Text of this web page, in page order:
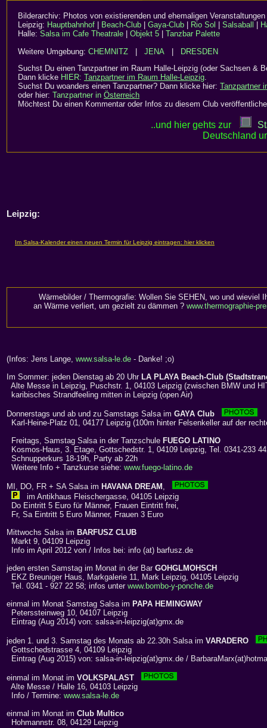
Bilderarchiv: Photos von existierenden und ehemaligen
Leipzig: Hauptbahnhof Beach-Club Gaya-Club Rio Sol Salsaball
Halle: Salsa im Cafe Theatrale Objekt 5
Tanzbar Palette
Weitere Umgebung: CHEMNITZ JENA
DRESDEN
Suchst Du einen Tanzpartner im Raum Halle-Leipzig (oder Sachsen &
Dann klicke HIER: Tanzpartner im Raum Halle-Leipzig.
Suchst Du woanders einen Tanzpartner? Dann klicke hier: Tanzpartner
oder hier: Tanzpartner in Österreich
Möchtest Du einen Kommentar oder Infos zu diesem Club
..und hier gehts zur
Deutschland
Leipzig:
Wärmebilder / Thermografie: Wollen Sie SEHEN, wo und wieviel
an Wärme verliert, um gezielt zu dämmen ? www.thermographie-
(Infos: Jens Lange, www.salsa-le.de - Danke! ;o)
Im Sommer: jeden Dienstag ab 20 Uhr LA PLAYA Beach-Club
Alte Messe in Leipzig, Puschstr. 1, 04103 Leipzig (zwischen BMW und
karibisches Strandfeeling mitten in Leipzig (open Air)
Donnerstags und ab und zu Samstags Salsa im GAYA Club
Karl-Heine-Platz 01, 04177 Leipzig (100m hinter Felsenkeller auf der
Freitags, Samstag Salsa in der Tanzschule FUEGO LATINO
Kosmos-Haus, 3. Etage, Gottschedstr. 1, 04109 Leipzig, Tel. 0341-233
Schnupperkurs 18-19h, Party ab 22h
Weitere Info + Tanzkurse siehe: www.fuego-latino.de
MI, DO, FR + SA Salsa im HAVANA DREAM ,
im Antikhaus Fleischergasse, 04105 Leipzig
Do Eintritt 5 Euro für Männer, Frauen Eintritt frei,
Fr, Sa Eintritt 5 Euro Männer, Frauen 3 Euro
Mittwochs Salsa im BARFUSZ CLUB
Markt 9, 04109 Leipzig
Info im April 2012 von / Infos bei: info (at) barfusz.de
jeden ersten Samstag im Monat in der Bar GOHGLMOHSCH
EKZ Breuniger Haus, Markgalerie 11, Mark Leipzig, 04105 Leipzig
Tel. 0341 - 927 22 58; infos unter www.bombo-y-ponche.de
einmal im Monat Samstag Salsa im PAPA HEMINGWAY
Peterssteinweg 10, 04107 Leipzig
Eintrag (Aug 2014) von: salsa-in-leipzig(at)gmx.de
jeden 1. und 3. Samstag des Monats ab 22.30h Salsa im VARADERO
Gottschedstrasse 4, 04109 Leipzig
Eintrag (Aug 2015) von: salsa-in-leipzig(at)gmx.de /
einmal im Monat im VOLKSPALAST
Alte Messe / Halle 16, 04103 Leipzig
Info / Termine: www.salsa-le.de
einmal im Monat im Club Multico
Hohmannstr. 08, 04129 Leipzig